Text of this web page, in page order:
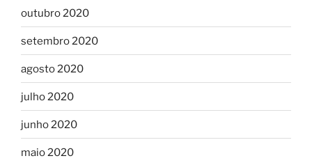
outubro 2020
setembro 2020
agosto 2020
julho 2020
junho 2020
maio 2020